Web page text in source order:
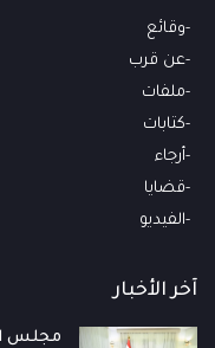
وقائع
عن قرب
ملفات
كتابات
أرجاء
قضايا
الفيديو
آخر الأخبار
مجلس